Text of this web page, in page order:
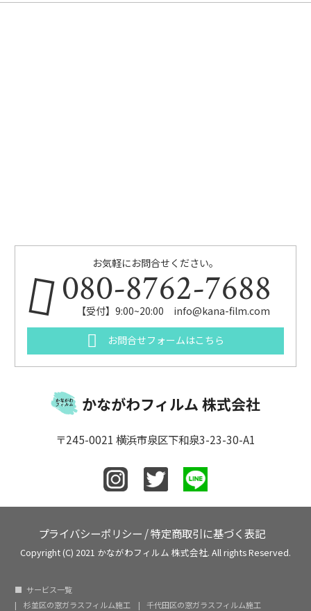
お気軽にお問合せください。
080-8762-7688
【受付】9:00~20:00 info@kana-film.com
お問合せフォームはこちら
かながわフィルム 株式会社
〒245-0021 横浜市泉区下和泉3-23-30-A1
プライバシーポリシー /特定商取引に基づく表記
Copyright (C) 2021 かながわフィルム 株式会社. All rights Reserved.
サービス一覧
杉並区の窓ガラスフィルム施工
千代田区の窓ガラスフィルム施工